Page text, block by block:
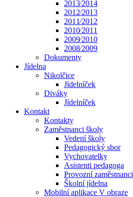
2013⁄2014
2012⁄2013
2011⁄2012
2010⁄2011
2009⁄2010
2008⁄2009
Dokumenty
Jídelna
Nikolčice
Jídelníček
Diváky
Jídelníček
Kontakt
Kontakty
Zaměstnanci školy
Vedení školy
Pedagogický sbor
Vychovatelky
Asistenti pedagoga
Provozní zaměstnanci
Školní jídelna
Mobilní aplikace V obraze